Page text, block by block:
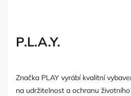
P.L.A.Y.
Značka PLAY vyrábí kvalitní
na udržitelnost a ochranu